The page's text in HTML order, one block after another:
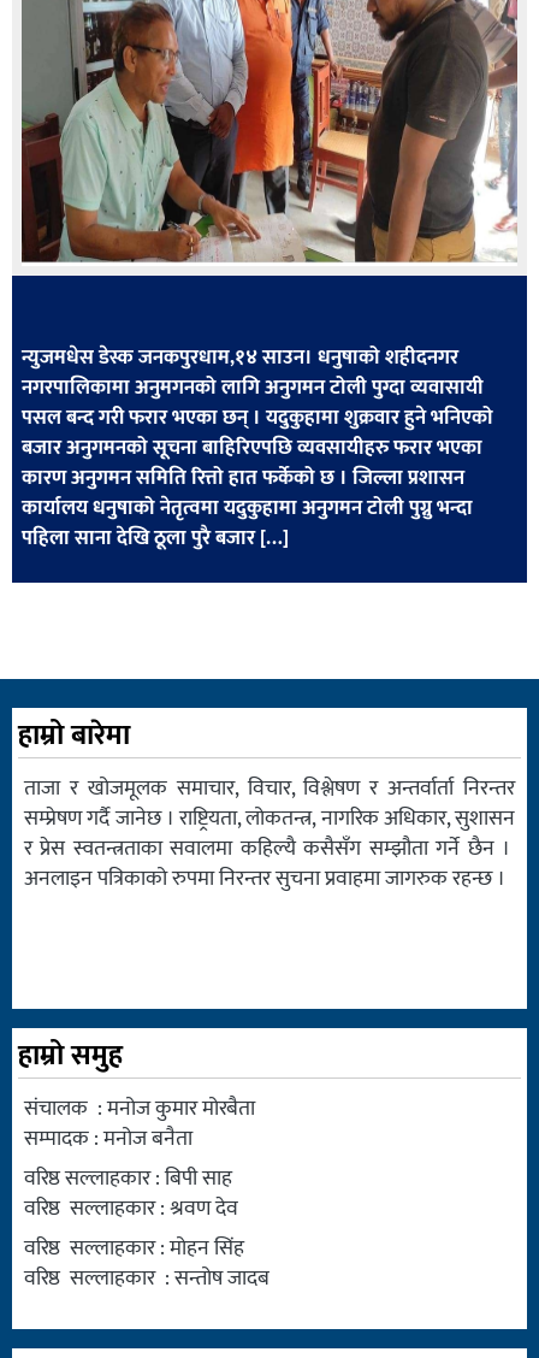
प्रमुख
समाचार
राष्ट्रिय
अन्तराष्ट्रिय
अन्तरबार्ता
अर्थ
मनोरञ्जन
फोटो
/
भिडियो
अन्य
स्वास्थ्य
न्युजमधेस डेस्क जनकपुरधाम,१४ साउन। धनुषाको शहीदनगर
नगरपालिकामा अनुमगनको लागि अनुगमन टोली पुग्दा व्यवासायी
पसल बन्द गरी फरार भएका छन् । यदुकुहामा शुक्रवार हुने भनिएको
बजार अनुगमनको सूचना बाहिरिएपछि व्यवसायीहरु फरार भएका
कारण अनुगमन समिति रित्तो हात फर्केको छ । जिल्ला प्रशासन
कार्यालय धनुषाको नेतृत्वमा यदुकुहामा अनुगमन टोली पुग्नु भन्दा
पहिला साना देखि ठूला पुरै बजार […]
हाम्रो बारेमा
ताजा र खोजमूलक समाचार, विचार, विश्लेषण र अन्तर्वार्ता निरन्तर
सम्प्रेषण गर्दै जानेछ । राष्ट्रियता, लोकतन्त्र, नागरिक अधिकार, सुशासन
र प्रेस स्वतन्त्रताका सवालमा कहिल्यै कसैसँग सम्झौता गर्ने छैन ।
अनलाइन पत्रिकाको रुपमा निरन्तर सुचना प्रवाहमा जागरुक रहन्छ ।
हाम्रो समुह
संचालक : मनोज कुमार मोरबैता
सम्पादक : मनोज बनैता
वरिष्ठ सल्लाहकार : बिपी साह
वरिष्ठ सल्लाहकार : श्रवण देव
वरिष्ठ सल्लाहकार : मोहन सिंह
वरिष्ठ सल्लाहकार : सन्तोष जादब